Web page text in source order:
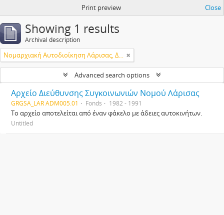
Print preview Close
Showing 1 results
Archival description
Νομαρχιακή Αυτοδιοίκηση Λάρισας, Διεύθυνση Μεταφορών & Επικοινωνιών
Advanced search options
Αρχείο Διεύθυνσης Συγκοινωνιών Νομού Λάρισας
GRGSA_LAR ADM005.01 Fonds 1982 - 1991
Το αρχείο αποτελείται από έναν φάκελο με άδειες αυτοκινήτων.
Untitled